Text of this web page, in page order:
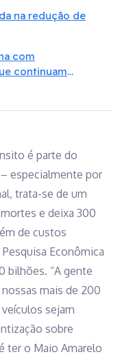
na redução de
com
continuam
é parte do
especialmente por
trata-se de um
e deixa 300
de custos
Econômica
bilhões. “A gente
mais de 200
sejam
sobre
ter o Maio Amarelo